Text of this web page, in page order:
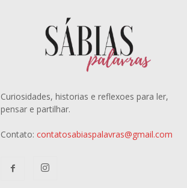
Curiosidades, historias e reflexoes para ler,
pensar e partilhar.
Contato: contatosabiaspalavras@gmail.com